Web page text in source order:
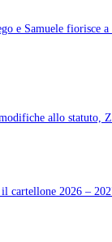
e Samuele fiorisce
allo statuto,
cartellone 2026 –